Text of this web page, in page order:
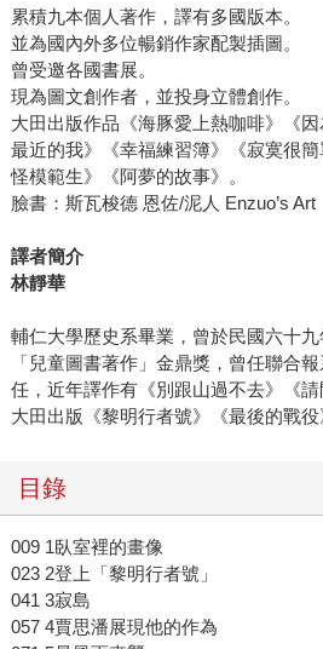
累積九本個人著作，譯有多國版本。
並為國內外多位暢銷作家配製插圖。
曾受邀各國書展。
現為圖文創作者，並投身立體創作。
大田出版作品《海豚愛上熱咖啡》《
最近的我》《幸福練習簿》《寂寞很
怪模範生》《阿夢的故事》。
臉書：斯瓦梭德 恩佐/泥人 Enzuo’s Art
譯者簡介
林靜華
輔仁大學歷史系畢業，曾於民國六十
「兒童圖書著作」金鼎獎，曾任聯合
任，近年譯作有《別跟山過不去》《
大田出版《黎明行者號》《最後的戰役
目錄
009 1臥室裡的畫像
023 2登上「黎明行者號」
041 3寂島
057 4賈思潘展現他的作為